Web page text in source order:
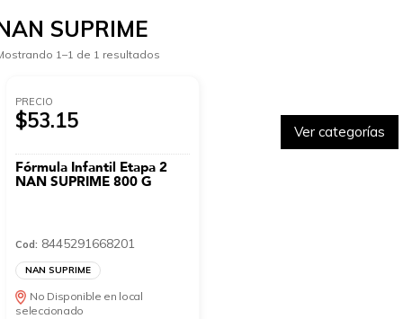
Ver categorías
SUPRIME
1–1 de 1 resultados
PRECIO
$53.15
Fórmula Infantil Etapa 2
NAN SUPRIME 800 G
Cod: 8445291668201
NAN SUPRIME
No Disponible en local
seleccionado